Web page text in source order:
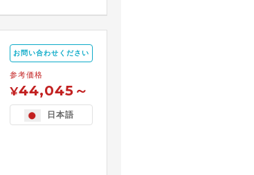
お問い合わせください
参考価格
¥44,045～
日本語